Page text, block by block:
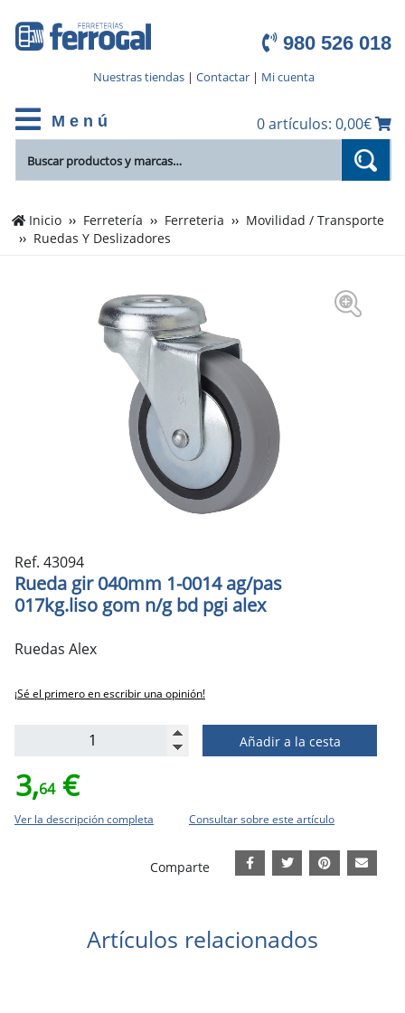
980 526 018
Nuestras tiendas| Contactar| Mi cuenta
M e n ú 0 artículos: 0,00€
Inicio Ferretería Ferreteria
Movilidad / Transporte
Ruedas Y Deslizadores
Ref. 43094
Rueda gir 040mm 1-0014 ag/pas
017kg.liso gom n/g bd pgi alex
Ruedas Alex
¡Sé el primero en escribir una opinión!
Añadir a la cesta
3,64€
Ver la descripción completa Consultar sobre este artículo
Comparte
Artículos relacionados